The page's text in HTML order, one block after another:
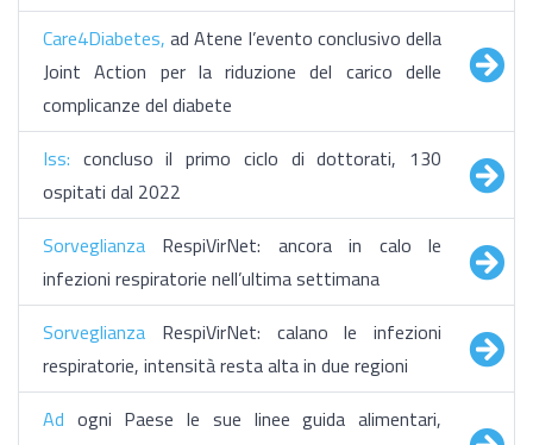
Care4Diabetes, ad Atene l’evento conclusivo della
Joint Action per la riduzione del carico delle
complicanze del diabete
Iss: concluso il primo ciclo di dottorati, 130
ospitati dal 2022
Sorveglianza RespiVirNet: ancora in calo le
infezioni respiratorie nell’ultima settimana
Sorveglianza RespiVirNet: calano le infezioni
respiratorie, intensità resta alta in due regioni
Ad ogni Paese le sue linee guida alimentari,